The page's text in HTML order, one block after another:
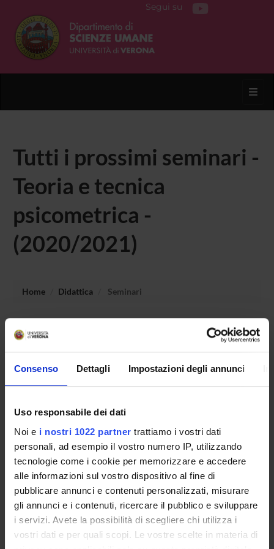
Consenso Dettagli Impostazioni degli annunci
Uso responsabile dei dati
Noi e i nostri 1022 partner trattiamo i vostri dati
personali, ad esempio il vostro numero IP, utilizzando
tecnologie come i cookie per memorizzare e accedere
alle informazioni sul vostro dispositivo al fine di
pubblicare annunci e contenuti personalizzati, misurare
gli annunci e i contenuti, ricercare il pubblico e sviluppare
i servizi. Avete la possibilità di scegliere chi utilizza i
vostri dati e per quali scopi. Le vostre scelte in materia di
Segui su
Tutti i prossimi seminari -
Teoria e tecnica
psicometrica -
(2020/2021)
Home Didattica Seminari
Non è stato trovato alcun seminario relativo
all'insegnamento Teoria e tecnica psicometrica.
DOTTORATI, MASTER E FORMAZIONE SUPERIORE
Contatti
Persone
Luoghi
Calendario